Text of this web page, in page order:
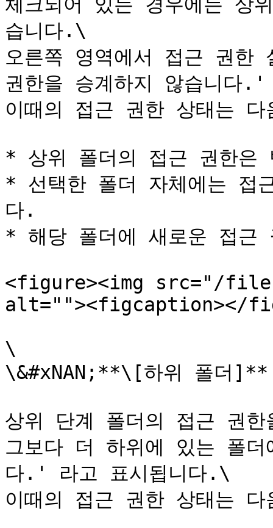
습니다.\
오른쪽 영역에서 접근 권
권한을 승계하지 않습니다
이때의 접근 권한 상태는 다
* 상위 폴더의 접근 권한은
* 선택한 폴더 자체에는 접
다.
* 해당 폴더에 새로운 접근
<figure><img src="/files/
alt=""><figcaption></
\
\&#xNAN;**\[하위 폴더]**
상위 단계 폴더의 접근 권
그보다 더 하위에 있는 폴
다.' 라고 표시됩니다.\
이때의 접근 권한 상태는 다